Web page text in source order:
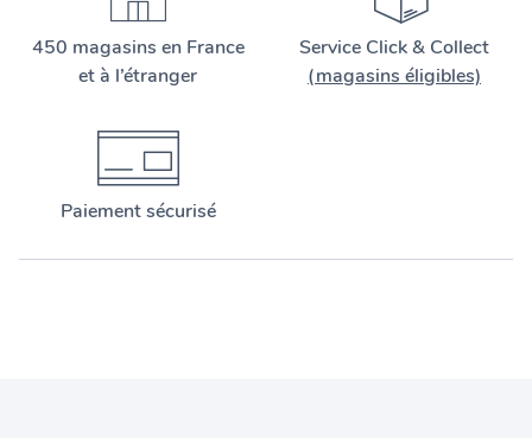
450 magasins en France
et à l’étranger
Service Click & Collect
(magasins éligibles)
Paiement sécurisé